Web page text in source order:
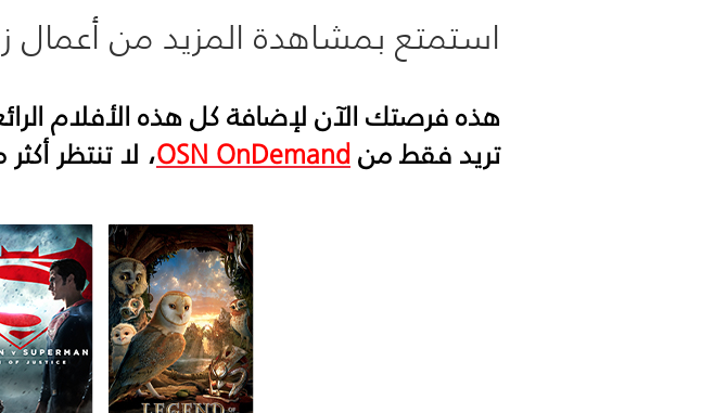
استمتع بمشاهدة المزيد من أعمال
هذه فرصتك الآن لإضافة كل هذه الأفلام
تريد فقط منOSN OnDemand، لا تنتظر